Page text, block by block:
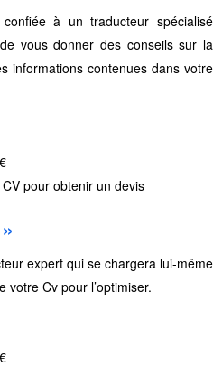
à un traducteur spécialisé
vous donner des conseils sur la
informations contenues dans votre
pour obtenir un devis
expert qui se chargera lui-même
Cv pour l’optimiser.